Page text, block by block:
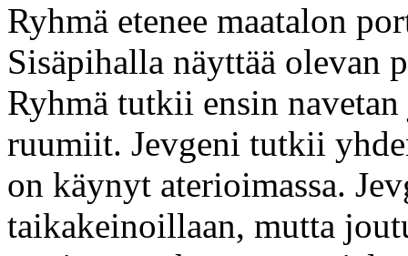
Ryhmä etenee maatalon
Sisäpihalla näyttää olevan
Ryhmä tutkii ensin
ruumiit. Jevgeni tutkii
on käynyt aterioimassa.
taikakeinoillaan, mutta